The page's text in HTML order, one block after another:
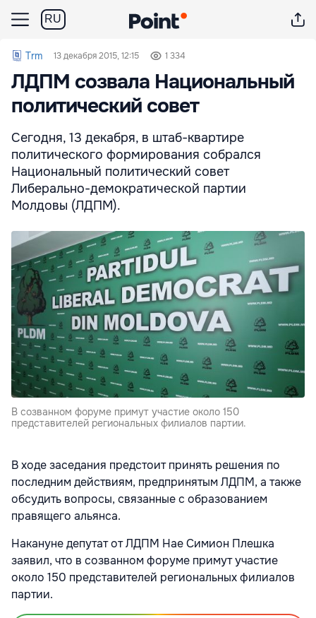
RU
Trm 13 декабря 2015, 12:15 1 334
ЛДПМ созвала Национальный
политический совет
Сегодня, 13 декабря, в штаб-квартире
политического формирования собрался
Национальный политический совет
Либерально-демократической партии
Молдовы (ЛДПМ).
В созванном форуме примут участие около 150
представителей региональных филиалов партии.
В ходе заседания предстоит принять решения по
последним действиям, предпринятым ЛДПМ, а также
обсудить вопросы, связанные с образованием
правящего альянса.
Накануне депутат от ЛДПМ Нае Симион Плешка
заявил, что в созванном форуме примут участие
около 150 представителей региональных филиалов
партии.